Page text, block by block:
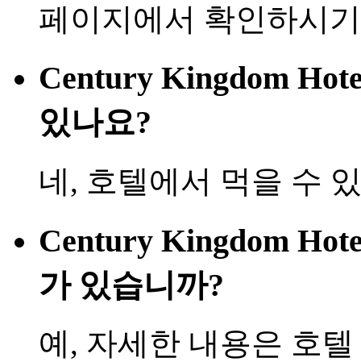
페이지에서 확인하시
Century Kingdom
있나요?
네, 호텔에서 먹을 수
Century Kingdom
가 있습니까?
예, 자세한 내용은 호